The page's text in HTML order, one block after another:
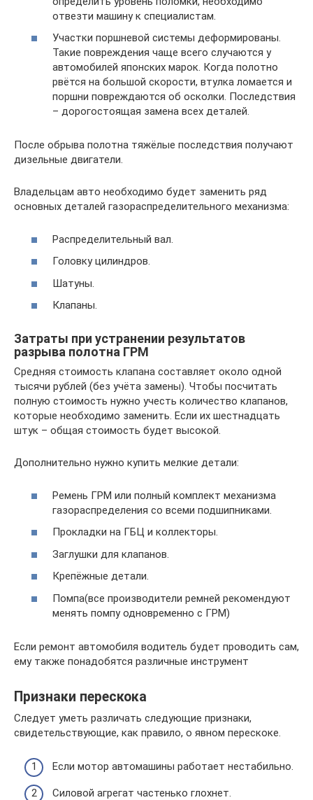
отвезти машину к специалистам.
Участки поршневой системы деформированы.
Такие повреждения чаще всего случаются у
автомобилей японских марок. Когда полотно
рвётся на большой скорости, втулка ломается и
поршни повреждаются об осколки. Последствия
– дорогостоящая замена всех деталей.
После обрыва полотна тяжёлые последствия получают
дизельные двигатели.
Владельцам авто необходимо будет заменить ряд
основных деталей газораспределительного механизма:
Распределительный вал.
Головку цилиндров.
Шатуны.
Клапаны.
Затраты при устранении результатов
разрыва полотна ГРМ
Средняя стоимость клапана составляет около одной
тысячи рублей (без учёта замены). Чтобы посчитать
полную стоимость нужно учесть количество клапанов,
которые необходимо заменить. Если их шестнадцать
штук – общая стоимость будет высокой.
Дополнительно нужно купить мелкие детали:
Ремень ГРМ или полный комплект механизма
газораспределения со всеми подшипниками.
Прокладки на ГБЦ и коллекторы.
Заглушки для клапанов.
Крепёжные детали.
Помпа(все производители ремней рекомендуют
менять помпу одновременно с ГРМ)
Если ремонт автомобиля водитель будет проводить сам,
ему также понадобятся различные инструмент
Признаки перескока
Следует уметь различать следующие признаки,
свидетельствующие, как правило, о явном перескоке.
Если мотор автомашины работает нестабильно.
Силовой агрегат частенько глохнет.